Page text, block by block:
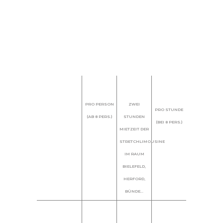
PRO PERSON
(AB 8 PERS.)
ZWEI
STUNDEN
MIETZEIT DER
STRETCHLIMOUSINE
IM RAUM
BIELEFELD,
HERFORD,
BÜNDE...
PRO STUNDE
(BEI 8 PERS.)